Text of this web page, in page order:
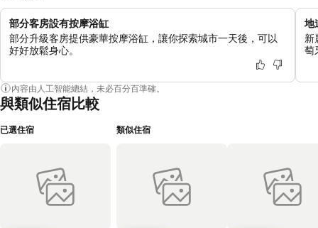
部分客房設有按摩浴缸
部分升級客房提供豪華按摩浴缸，讓你探索城市一天後，可以
好好放鬆身心。
地
新
萄
內容由人工智能總結，未必百分百準確。
與類似住宿比較
已選住宿 類似住宿